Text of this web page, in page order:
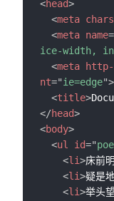
<head>
<meta
<meta name=
ice-width,
<meta
nt="ie=edge">
<title>
</head>
<body>
<ul id="
<li>床前
<li>疑是
<li>举头